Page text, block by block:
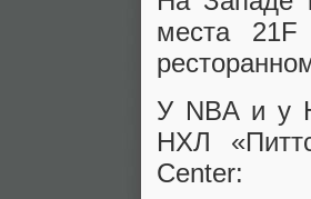
места
У NBA и у
НХЛ
Center: